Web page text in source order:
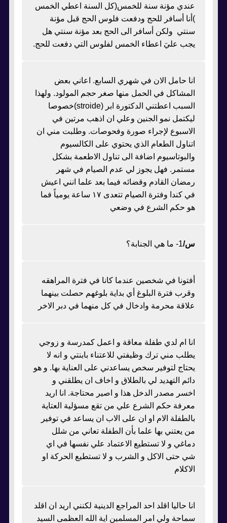
عندي مؤنة سنة للخمس(كل السنة اعطي الخمس
)أنا أسافر للحج ودفعت فلوس الحج قبل مؤنة
سنتي ولكن أسافر الى الحج بعد مؤنة سنتي هل
يجب عليَ اعطاء الخمس لفلوس التي دفعت للحج.
انا حامل الان في شهري السابع. اعاني بعض
المشاكل في الحمل منها صغر حجم المولود. ولهذا
السبب اعطتني الدكتورة ابر (stroide)خصوصا
ليكتمل نمو الجنين وعلي ان اذهب مرتين في
الاسبوع لإجراء صورة وفحوصات. وطلبت مني ان
اتناول الطعام الذي يحتوي على الكالسيوم
والبوتاسيوم اضافة الى تناول الاطعمة بشكل
مستمر. فهل يجوز لي عدم الصيام في شهر
رمضان القادم وقضائه فيما بعد علما انني اعيش
في كندا وفترة الصيام تتعدى ١٧ ساعة يومياً فما
هو حكم الشرع في وضعي
س/1- ما هي الجنابة؟
أفتونا في شخصين عندما كانا في فترة المراهقه
وقرب فترة البلوغ أي بداية بلوغهم حصلت بينهما
علاقة محرمة وادخال في كل منهما في دبر الاخر
انا ام لدي طفلة معاقة و اعمل كمدرسة و زوجي
يطلب مني ترك وظيفتي للاعتناء بابنتي و انه لا
يحتاج لتوفير سخص يساعدني على العناية بها. و هو
دائم التهديد لي بالطلاق و اخاف ان يطلقني و
اخسر مصدر الدخل هذا و اصير محتاجة. انا اريد
معرفة حكم الشرع علي من تقع مسؤلية العتاية
بالطفلة الام او ان على الاب ان يساعد في توفير
من يعتني بها علما بأن الطفلة تعاني من شلل
دماغي و لا تستطيع الاعتماد علي نفسها في اي
شي حتى الاكل و الشرب و لا تستطيع الحركة او
الاكلام
انا حاليا اقلد احد المراجع الدينية لكنني اريد ان اقلد
سماحة ولي امر المسلمين اية الله العظمى السيد